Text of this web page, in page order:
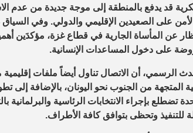
قد يدفع بالمنطقة إلى موجة جديدة من
على الصعيدين الإقليمي والدولي. وفي السياق
عن المأساة الجارية في قطاع غزة، مؤكدَين
على دخول المساعدات الإنسانية.
الرسمي، أن الاتصال تناول أيضاً ملفات
من الجنوب نحو اليونان، بالإضافة إلى
تضطلع بإجراء الانتخابات الرئاسية
للتنفيذ وتحظى بتوافق كافة الأطراف.